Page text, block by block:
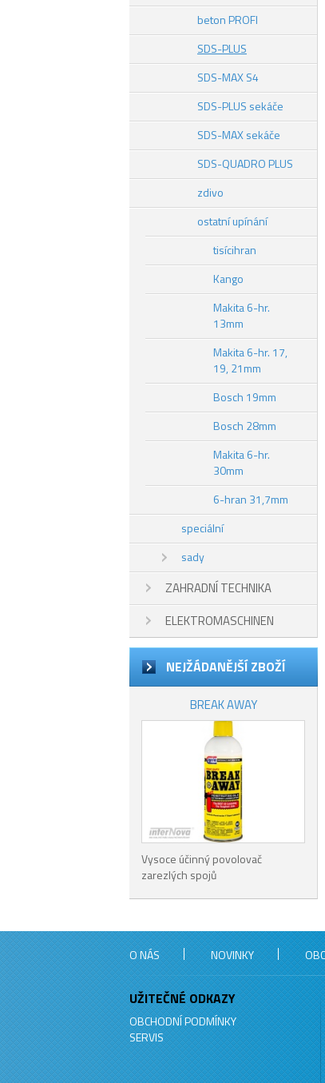
beton PROFI
SDS-PLUS
SDS-MAX S4
SDS-PLUS sekáče
SDS-MAX sekáče
SDS-QUADRO PLUS
zdivo
ostatní upínání
tisícihran
Kango
Makita 6-hr.
13mm
Makita 6-hr. 17,
19, 21mm
Bosch 19mm
Bosch 28mm
Makita 6-hr.
30mm
6-hran 31,7mm
speciální
sady
ZAHRADNÍ TECHNIKA
ELEKTROMASCHINEN
NEJŽÁDANĚJŠÍ ZBOŽÍ
BREAK AWAY
Vysoce účinný povolovač
zarezlých spojů
O NÁS NOVINKY
UŽITEČNÉ ODKAZY
OBCHODNÍ PODMÍNKY
SERVIS